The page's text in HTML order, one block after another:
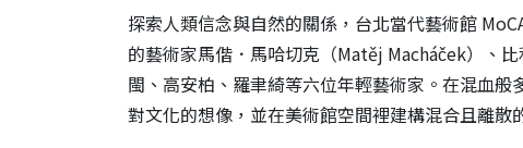
探索人類信念與自然的關係，台北當代藝術館
的藝術家馬偕．馬哈切克（Matěj Macháček）、
閩、高安柏、羅聿綺等六位年輕藝術家。在混血
對文化的想像，並在美術館空間裡建構混合且離散